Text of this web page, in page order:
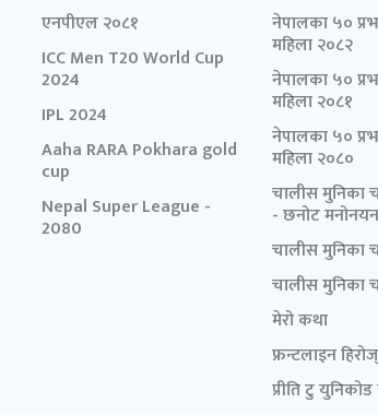
एनपीएल २०८१
ICC Men T20 World Cup
2024
IPL 2024
Aaha RARA Pokhara gold
cup
Nepal Super League -
2080
नेपालका ५०
महिला २०८२
नेपालका ५०
महिला २०८१
नेपालका ५०
महिला २०८०
चालीस मुनिका
- छनोट
चालीस मुनिका
चालीस मुनिका
मेरो कथा
फ्रन्टलाइन हिरोज्
प्रीति टु